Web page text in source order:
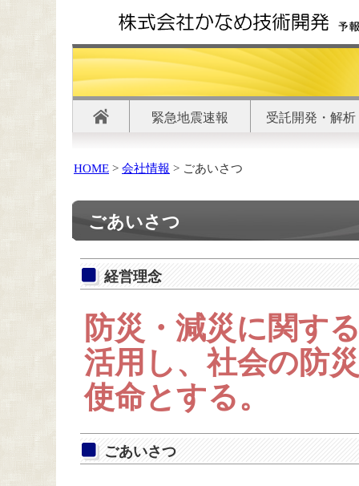
緊急地震速報 受託開発・解析
HOME > 会社情報 > ごあいさつ
ごあいさつ
経営理念
防災・減災に関す
活用し、社会の防
使命とする。
ごあいさつ